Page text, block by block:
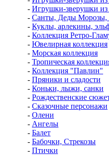
- Игрушки-зверушки из
- Санты, Деды Морозы,
- Куклы, арлекины,
- Коллекция Ретро-
- Ювелирная коллекция
- Морская коллекция
- Тропическая
- Коллекция "Павлин"
- Пряники и сладости
- Коньки, лыжи, санки
- Рождественские
- Сказочные персонажи
- Олени
- Ангелы
- Балет
- Бабочки, Стрекозы
- Птички